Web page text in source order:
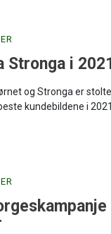
Stronga i
og Stronga er
kundebildene i 2021.